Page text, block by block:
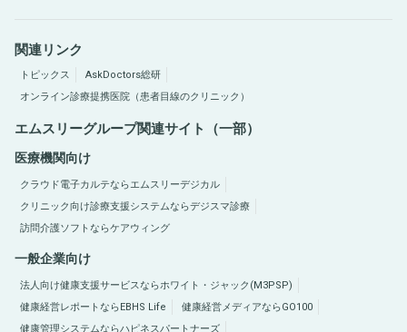
関連リンク
トピックス
AskDoctors総研
オンライン診療提携医院（患者目線のクリニック）
エムスリーグループ関連サイト（一部）
医療機関向け
クラウド電子カルテならエムスリーデジカル
クリニック向け診療支援システムならデジスマ診療
訪問介護ソフトならケアウィング
一般企業向け
法人向け健康支援サービスならホワイト・ジャック(M3PSP)
健康経営レポートならEBHS Life
健康経営メディアならGO100
健康管理システムならハピネスパートナーズ